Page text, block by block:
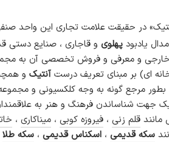
در حقیقت علامت تجاری این واحد
یادبود پهلوی و قاجاری ، صنایع
خارجی و معرفی و فروش تخصصی آن به
ای) بر مبنای تعریف درست آنتیک و
مرجع گونه به وجه کلکسیونی و
جهت شناساندن فرهنگ و هنر به
مانند قلم زنی ، فیروزه کوبی ، میناکاری ،
سکه قدیمی ، اسکناس قدیمی ، سکه طلا